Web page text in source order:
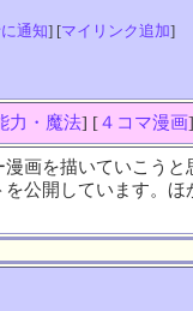
通知] [マイリンク追加]
力・魔法] [４コマ漫画]
画を描いていこうと
公開しています。ほ